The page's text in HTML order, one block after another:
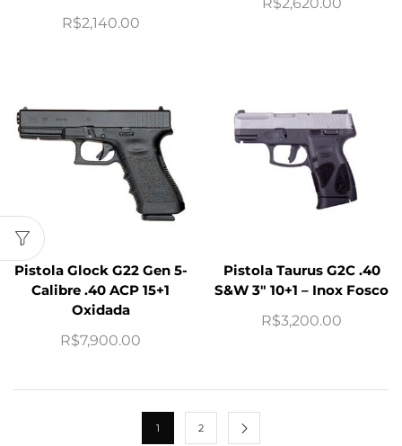
R$2,140.00
Pistola Glock G22 Gen 5-
Calibre .40 ACP 15+1
Oxidada
R$7,900.00
Pistola Taurus G2C .40
S&W 3″ 10+1 – Inox Fosco
R$3,200.00
1 2